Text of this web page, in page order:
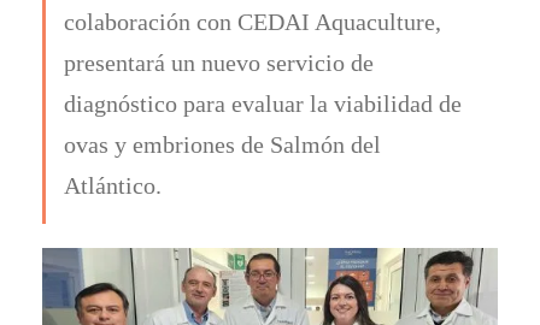
colaboración con CEDAI Aquaculture,
presentará un nuevo servicio de
diagnóstico para evaluar la viabilidad de
ovas y embriones de Salmón del
Atlántico.